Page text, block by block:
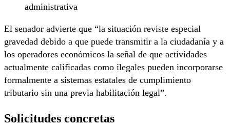
administrativa
El senador advierte que “la situación reviste especial
gravedad debido a que puede transmitir a la ciudadanía y a
los operadores económicos la señal de que actividades
actualmente calificadas como ilegales pueden incorporarse
formalmente a sistemas estatales de cumplimiento
tributario sin una previa habilitación legal”.
Solicitudes concretas